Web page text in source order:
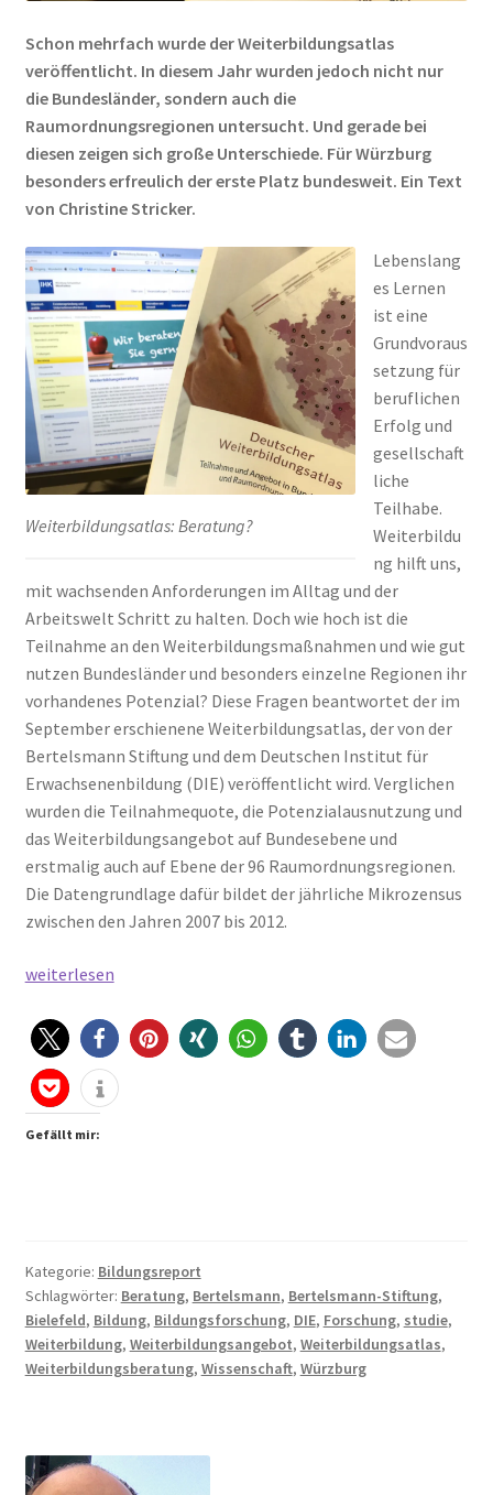
Schon mehrfach wurde der Weiterbildungsatlas
veröffentlicht. In diesem Jahr wurden jedoch nicht nur
die Bundesländer, sondern auch die
Raumordnungsregionen untersucht. Und gerade bei
diesen zeigen sich große Unterschiede. Für Würzburg
besonders erfreulich der erste Platz bundesweit. Ein Text
von Christine Stricker.
Weiterbildungsatlas: Beratung?
Lebenslang
es Lernen
ist eine
Grundvoraus
setzung für
beruflichen
Erfolg und
gesellschaft
liche
Teilhabe.
Weiterbildu
ng hilft uns,
mit wachsenden Anforderungen im Alltag und der
Arbeitswelt Schritt zu halten. Doch wie hoch ist die
Teilnahme an den Weiterbildungsmaßnahmen und wie gut
nutzen Bundesländer und besonders einzelne Regionen ihr
vorhandenes Potenzial? Diese Fragen beantwortet der im
September erschienene Weiterbildungsatlas, der von der
Bertelsmann Stiftung und dem Deutschen Institut für
Erwachsenenbildung (DIE) veröffentlicht wird. Verglichen
wurden die Teilnahmequote, die Potenzialausnutzung und
das Weiterbildungsangebot auf Bundesebene und
erstmalig auch auf Ebene der 96 Raumordnungsregionen.
Die Datengrundlage dafür bildet der jährliche Mikrozensus
zwischen den Jahren 2007 bis 2012.
Weiterbildungsatlas:
Nummer
in
Deutschland
in
weiterlesen
Gefällt mir:
Kategorie: Bildungsreport
Schlagwörter: Beratung, Bertelsmann, Bertelsmann-Stiftung,
Bielefeld, Bildung, Bildungsforschung, DIE, Forschung, studie,
Weiterbildung, Weiterbildungsangebot, Weiterbildungsatlas,
Weiterbildungsberatung, Wissenschaft, Würzburg